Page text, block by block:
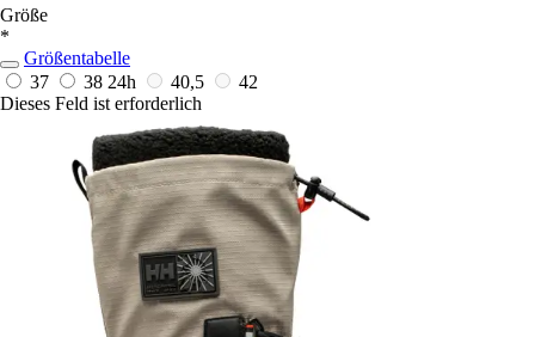
Größe
*
Größentabelle
37
38 24h 40,5
42
Dieses Feld ist erforderlich